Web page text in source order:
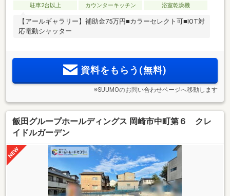
駐車2台以上
カウンターキッチン 浴室乾燥機
【アールギャラリー】補助金75万円■カラーセレクト可■IOT対
応電動シャッター
資料をもらう(無料)
※SUUMOのお問い合わせページへ移動します
飯田グループホールディングス 岡崎市中町第６ クレ
イドルガーデン